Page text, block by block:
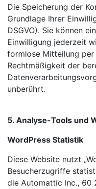
Die Speicherung der
Grundlage Ihrer
DSGVO). Sie können
Einwilligung jederzeit
formlose Mitteilung per
Rechtmäßigkeit der
unberührt.
5. Analyse-Tools und
WordPress Statistik
Diese Website nutzt
Besucherzugriffe
die Automattic Inc., 60